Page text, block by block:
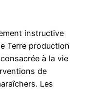
instructive
Terre production
à la vie
de
Les